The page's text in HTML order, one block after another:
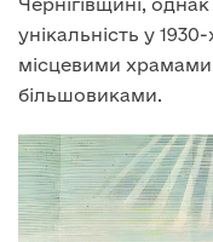
унікальність у
місцевими
більшовиками.